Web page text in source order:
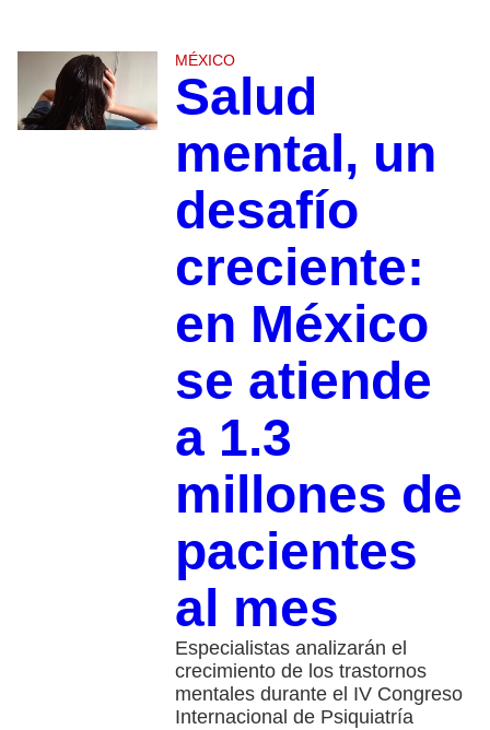
MÉXICO
Salud
mental, un
desafío
creciente:
en México
se atiende
a 1.3
millones de
pacientes
al mes
Especialistas analizarán el
crecimiento de los trastornos
mentales durante el IV Congreso
Internacional de Psiquiatría